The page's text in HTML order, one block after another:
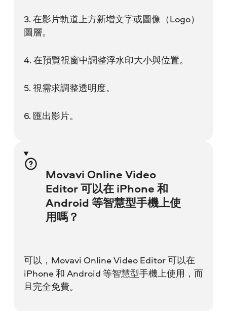
3. 在影片軌道上方新增文字或圖像（Logo）
圖層。
4. 在預覽視窗中調整浮水印大小與位置。
5. 視需求調整透明度。
6. 匯出影片。
Movavi Online Video
Editor 可以在 iPhone 和
Android 等智慧型手機上使
用嗎？
可以，Movavi Online Video Editor 可以在
iPhone 和 Android 等智慧型手機上使用，而
且完全免費。